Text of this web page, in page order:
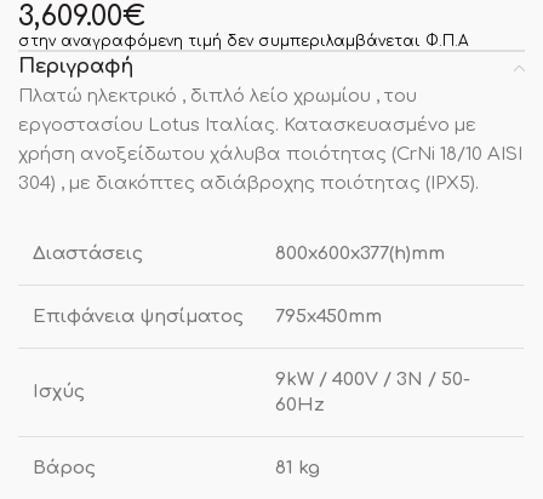
3,609.00€
στην αναγραφόμενη τιμή δεν συμπεριλαμβάνεται Φ.Π.Α
Περιγραφή
Πλατώ ηλεκτρικό , διπλό λείο χρωμίου , του
εργοστασίου Lotus Ιταλίας. Κατασκευασμένο με
χρήση ανοξείδωτου χάλυβα ποιότητας (CrNi 18/10 AISI
304) , με διακόπτες αδιάβροχης ποιότητας (IPX5).
Διαστάσεις 800x600x377(h)mm
Επιφάνεια ψησίματος 795x450mm
Ισχύς
9kW / 400V / 3N / 50-
60Hz
Βάρος 81 kg